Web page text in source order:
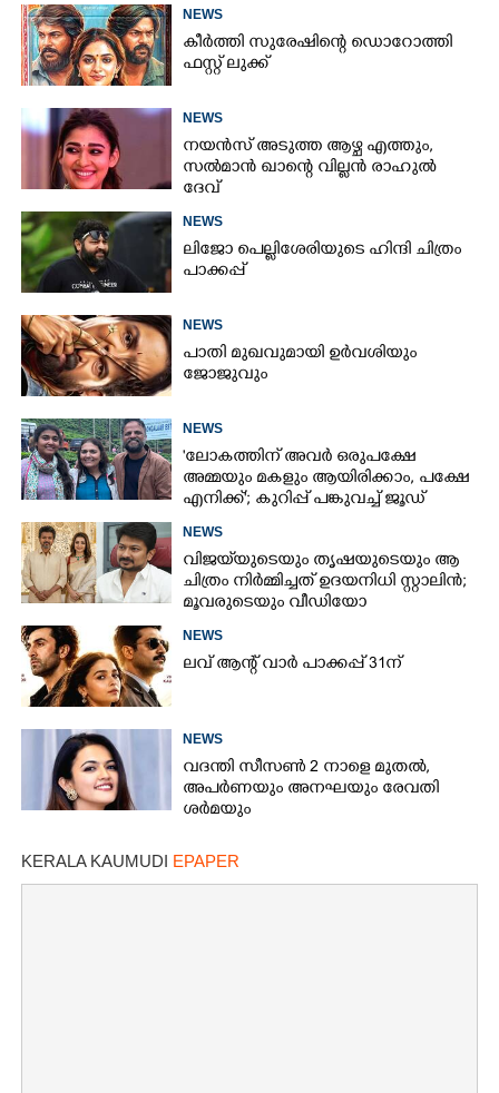
NEWS
കീർത്തി സുരേഷിന്റെ ഡൊറോത്തി
ഫസ്റ്റ് ലുക്ക്
NEWS
നയൻസ് അടുത്ത ആഴ്ച എത്തും,
സൽമാൻ ഖാന്റെ വില്ലൻ രാഹുൽ
ദേവ്
NEWS
ലിജോ പെല്ലിശേരിയുടെ ഹിന്ദി ചിത്രം
പാക്കപ്പ്
NEWS
പാതി മുഖവുമായി ഉർവശിയും
ജോജുവും
NEWS
'ലോകത്തിന് അവർ ഒരുപക്ഷേ
അമ്മയും മകളും ആയിരിക്കാം, പക്ഷേ
എനിക്ക്'; കുറിപ്പ് പങ്കുവച്ച് ജൂഡ്
NEWS
വിജയ്‌യുടെയും തൃഷയുടെയും ആ
ചിത്രം നിർമ്മിച്ചത് ഉദയനിധി സ്റ്റാലിൻ;
മൂവരുടെയും വീഡിയോ
NEWS
ലവ് ആന്റ് വാർ പാക്കപ്പ് 31ന്
NEWS
വദന്തി സീസൺ 2 നാളെ മുതൽ,
അപർണയും അനഘയും രേവതി
ശർമയും
KERALA KAUMUDI EPAPER